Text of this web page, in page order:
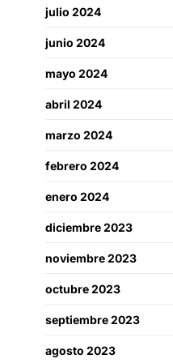
julio 2024
junio 2024
mayo 2024
abril 2024
marzo 2024
febrero 2024
enero 2024
diciembre 2023
noviembre 2023
octubre 2023
septiembre 2023
agosto 2023